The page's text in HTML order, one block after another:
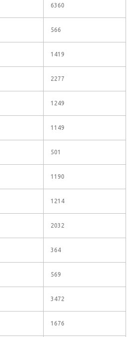
6360
566
1419
2277
1249
1149
501
1190
1214
2032
364
569
3472
1676